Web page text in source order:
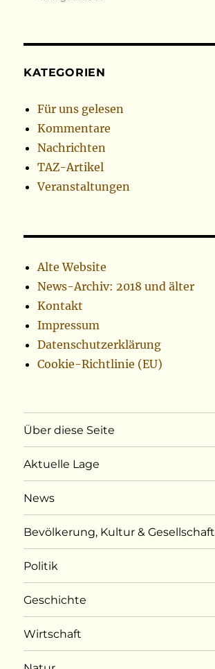
KATEGORIEN
Für uns gelesen
Kommentare
Nachrichten
TAZ-Artikel
Veranstaltungen
Alte Website
News-Archiv: 2018 und älter
Kontakt
Impressum
Datenschutzerklärung
Cookie-Richtlinie (EU)
Über diese Seite
Aktuelle Lage
News
Bevölkerung, Kultur & Gesellschaft
Politik
Geschichte
Wirtschaft